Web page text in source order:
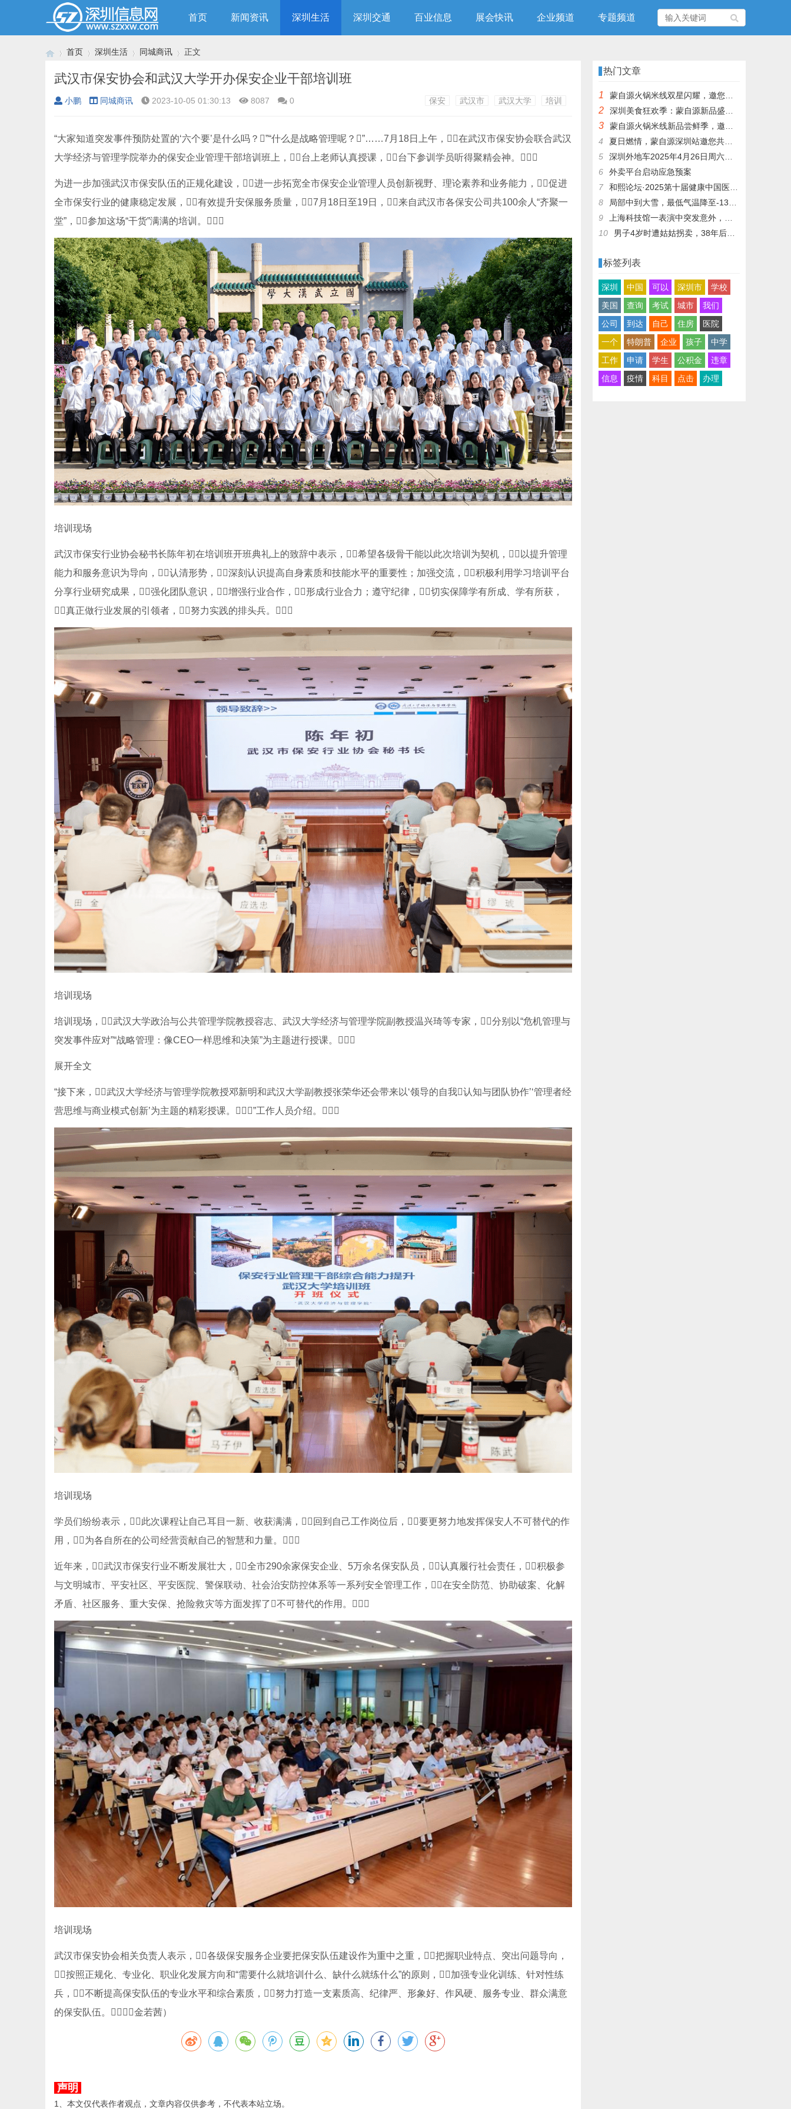
首页 新闻资讯 深圳生活 深圳交通 百业信息 展会快讯 企业频道 专题频道
›
首页 深圳生活
›
同城商讯
›
正文
武汉市保安协会和武汉大学开办保安企业干部培训班
小鹏 同城商讯 2023-10-05 01:30:13 8087 0 保安 武汉市 武汉大学 培训
“大家知道突发事件预防处置的‘六个要’是什么吗？”“什么是战略管理呢？”……7月18日上午，在武汉市保安协会联合武汉
大学经济与管理学院举办的保安企业管理干部培训班上，台上老师认真授课，台下参训学员听得聚精会神。
为进一步加强武汉市保安队伍的正规化建设，进一步拓宽全市保安企业管理人员创新视野、理论素养和业务能力，促进
全市保安行业的健康稳定发展，有效提升安保服务质量，7月18日至19日，来自武汉市各保安公司共100余人“齐聚一
堂”，参加这场“干货”满满的培训。
培训现场
武汉市保安行业协会秘书长陈年初在培训班开班典礼上的致辞中表示，希望各级骨干能以此次培训为契机，以提升管理
能力和服务意识为导向，认清形势，深刻认识提高自身素质和技能水平的重要性；加强交流，积极利用学习培训平台
分享行业研究成果，强化团队意识，增强行业合作，形成行业合力；遵守纪律，切实保障学有所成、学有所获，
真正做行业发展的引领者，努力实践的排头兵。
培训现场
培训现场，武汉大学政治与公共管理学院教授容志、武汉大学经济与管理学院副教授温兴琦等专家，分别以“危机管理与
突发事件应对”“战略管理：像CEO一样思维和决策”为主题进行授课。
展开全文
“接下来，武汉大学经济与管理学院教授邓新明和武汉大学副教授张荣华还会带来以‘领导的自我认知与团队协作’‘管理者经
营思维与商业模式创新’为主题的精彩授课。”工作人员介绍。
培训现场
学员们纷纷表示，此次课程让自己耳目一新、收获满满，回到自己工作岗位后，要更努力地发挥保安人不可替代的作
用，为各自所在的公司经营贡献自己的智慧和力量。
近年来，武汉市保安行业不断发展壮大，全市290余家保安企业、5万余名保安队员，认真履行社会责任，积极参
与文明城市、平安社区、平安医院、警保联动、社会治安防控体系等一系列安全管理工作，在安全防范、协助破案、化解
矛盾、社区服务、重大安保、抢险救灾等方面发挥了不可替代的作用。
培训现场
武汉市保安协会相关负责人表示，各级保安服务企业要把保安队伍建设作为重中之重，把握职业特点、突出问题导向，
按照正规化、专业化、职业化发展方向和“需要什么就培训什么、缺什么就练什么”的原则，加强专业化训练、针对性练
兵，不断提高保安队伍的专业水平和综合素质，努力打造一支素质高、纪律严、形象好、作风硬、服务专业、群众满意
的保安队伍。（金若茜）
声明
1、本文仅代表作者观点，文章内容仅供参考，不代表本站立场。
热门文章
1 蒙自源火锅米线双星闪耀，邀您共享辣爽夏日盛宴！
2 深圳美食狂欢季：蒙自源新品盛宴邀您品尝
3
蒙自源火锅米线新品尝鲜季，邀您共享味蕾盛宴！
4
夏日燃情，蒙自源深圳站邀您共赴美食盛宴！
5
深圳外地车2025年4月26日周六限行吗
6
外卖平台启动应急预案
7
和熙论坛·2025第十届健康中国医药连锁发展论坛在泰州举办
8
局部中到大雪，最低气温降至-13℃，济南今冬的第一场雪，或跟去年同一时间！
9
上海科技馆一表演中突发意外，机器人从高处坠落摔毁
10
男子4岁时遭姑姑拐卖，38年后终回家认亲！聋哑父母苦寻多年，母亲已抱憾离世丨红星寻人
标签列表
深圳 中国 可以 深圳市
学校
美国
查询 考试 城市
我们
公司
到达 自己 住房
医院
一个
特朗普 企业 孩子
中学
工作
申请 学生 公积金
违章
信息
疫情 科目 点击 办理